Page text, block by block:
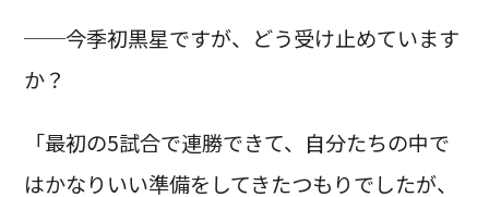
──今季初黒星ですが、どう受け止めています
か？
「最初の5試合で連勝できて、自分たちの中で
はかなりいい準備をしてきたつもりでしたが、